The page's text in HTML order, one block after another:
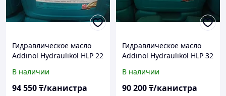
Гидравлическое масло
Addinol Hydrauliköl HLP 22
В наличии
94 550₸/канистра
Гидравлическое масло
Addinol Hydrauliköl HLP 32
В наличии
90 200₸/канистра